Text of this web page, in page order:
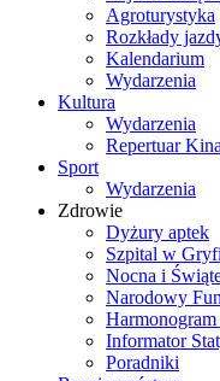
Agroturystyka
Rozkłady
Kalendarium
Wydarzenia
Kultura
Wydarzenia
Repertuar
Sport
Wydarzenia
Zdrowie
Dyżury aptek
Szpital w
Nocna i
Narodowy
Harmonogram
Informator
Poradniki